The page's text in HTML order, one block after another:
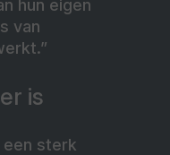
hun eigen
van
is
een sterk